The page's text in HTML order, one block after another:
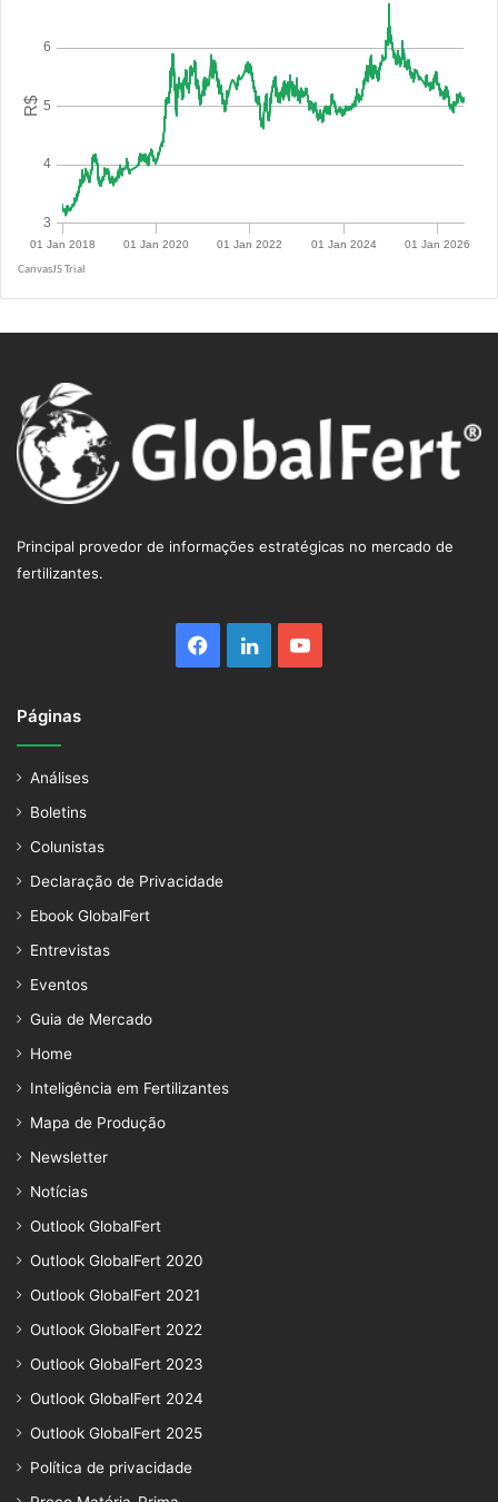
Principal provedor de informações estratégicas no mercado de
fertilizantes.
Facebook
LinkedinYouTube
Páginas
Análises
Boletins
Colunistas
Declaração de Privacidade
Ebook GlobalFert
Entrevistas
Eventos
Guia de Mercado
Home
Inteligência em Fertilizantes
Mapa de Produção
Newsletter
Notícias
Outlook GlobalFert
Outlook GlobalFert 2020
Outlook GlobalFert 2021
Outlook GlobalFert 2022
Outlook GlobalFert 2023
Outlook GlobalFert 2024
Outlook GlobalFert 2025
Política de privacidade